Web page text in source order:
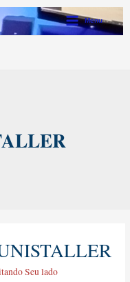
Main
Menu
Seu lado